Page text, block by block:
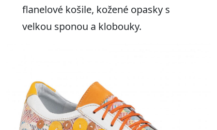
flanelové košile, kožené opasky s
velkou sponou a klobouky.